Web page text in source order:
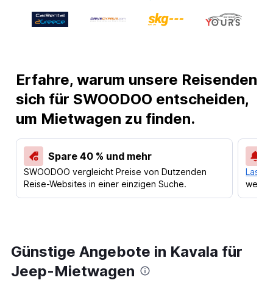
Erfahre, warum unsere Reisenden
sich für SWOODOO entscheiden,
um Mietwagen zu finden.
Spare 40 % und mehr
SWOODOO vergleicht Preise von Dutzenden
Reise-Websites in einer einzigen Suche.
Lass
Günstige Angebote in Kavala für
Jeep-Mietwagen